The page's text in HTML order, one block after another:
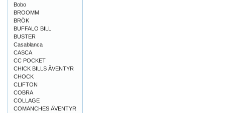
Bobo
BROOMM
BRÖK
BUFFALO BILL
BUSTER
Casablanca
CASCA
CC POCKET
CHICK BILLS ÄVENTYR
CHOCK
CLIFTON
COBRA
COLLAGE
COMANCHES ÄVENTYR